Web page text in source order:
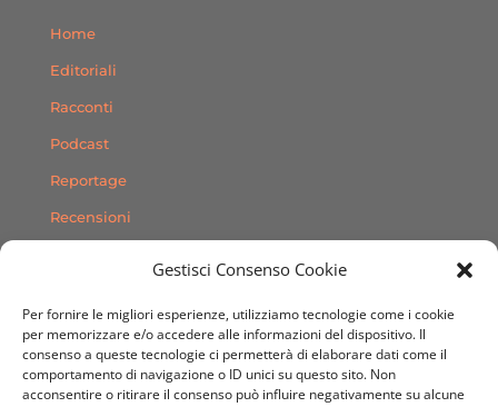
Gestisci Consenso Cookie
Per fornire le migliori esperienze, utilizziamo tecnologie come i cookie
per memorizzare e/o accedere alle informazioni del dispositivo. Il
consenso a queste tecnologie ci permetterà di elaborare dati come il
comportamento di navigazione o ID unici su questo sito. Non
acconsentire o ritirare il consenso può influire negativamente su alcune
Home
Editoriali
Racconti
Podcast
Reportage
Recensioni
Contatti
SEGUICI SUI SOCIAL